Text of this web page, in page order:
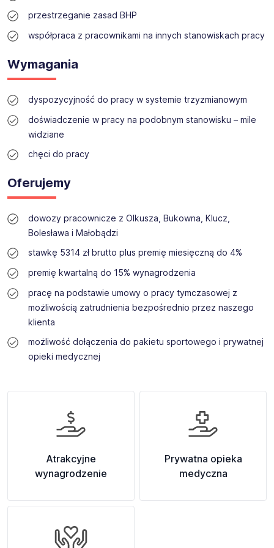
doświadczeniem.
Rekrutujemy pracowników na wszystkie poziomy
stanowisk: podstawowe, techniczne, inżynierskie,
Niemczech i innych krajach Europy. Niezależnie od tego,
czy szukasz pierwszej pracy, kolejnego kroku w karierze,
nasze wsparcie.
Wierzymy, że sukces organizacji zaczyna się od ludzi,
dlatego stawiamy na partnerskie relacje, profesjonalne
przestrzeganie zasad BHP
współpraca z pracownikami na innych stanowiskach pracy
Wymagania
dyspozycyjność do pracy w systemie trzyzmianowym
doświadczenie w pracy na podobnym stanowisku – mile
widziane
chęci do pracy
Oferujemy
dowozy pracownicze z Olkusza, Bukowna, Klucz,
Bolesława i Małobądzi
stawkę 5314 zł brutto plus premię miesięczną do 4%
premię kwartalną do 15% wynagrodzenia
pracę na podstawie umowy o pracy tymczasowej z
możliwością zatrudnienia bezpośrednio przez naszego
klienta
możliwość dołączenia do pakietu sportowego i prywatnej
opieki medycznej
Atrakcyjne
wynagrodzenie
Prywatna opieka
medyczna